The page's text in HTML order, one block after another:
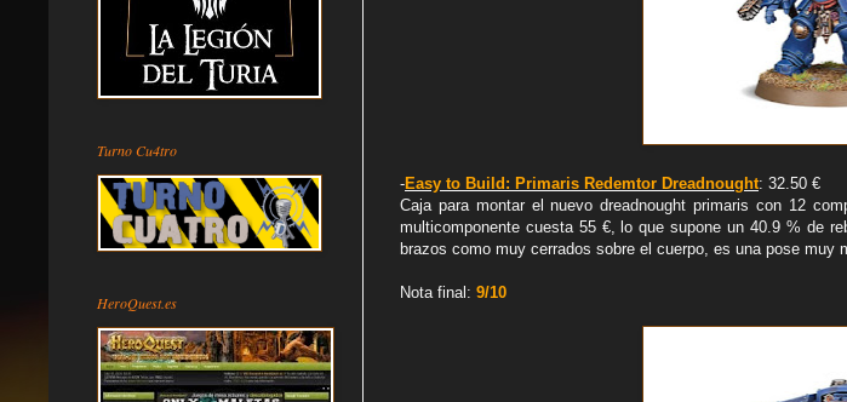
-Easy to Build: Primaris Redemtor Dreadnought: 32.50 €
Caja para montar el nuevo dreadnought primaris con 12
multicomponente cuesta 55 €, lo que supone un 40.9 % de
brazos como muy cerrados sobre el cuerpo, es una pose muy
Nota final: 9/10
Turno Cu4tro
HeroQuest.es